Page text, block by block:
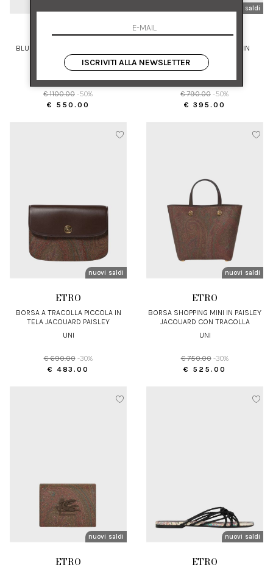
ETRO
BLUSA IN CRÊPON DI SETA CON
MOTIVO PAISLEY
40
€ 1100.00 -50%
€ 550.00
nuovi arrivi
saldi
ETRO
COTONE CON STAMPA
42
€ 790.00 -50%
€ 395.00
nuovi arrivi
saldi
ETRO
BORSA A TRACOLLA PICCOLA IN
TELA JACQUARD PAISLEY
UNI
€ 690.00 -30%
€ 483.00
nuovi arrivi
saldi
ETRO
BORSA SHOPPING MINI IN PAISLEY
JACQUARD CON TRACOLLA
UNI
€ 750.00 -30%
€ 525.00
nuovi arrivi
saldi
ETRO
nuovi arrivi
saldi
ETRO
ISCRIVITI ALLA NEWSLETTER